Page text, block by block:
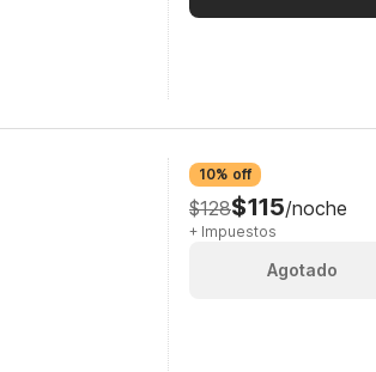
10% off
$128$115/noche
+ Impuestos
Agotado